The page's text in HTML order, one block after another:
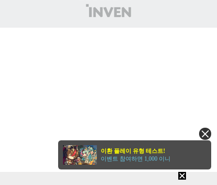
(주)
인
이환 플레이 유형 테스트!
이벤트 참여하면 1,000 이니